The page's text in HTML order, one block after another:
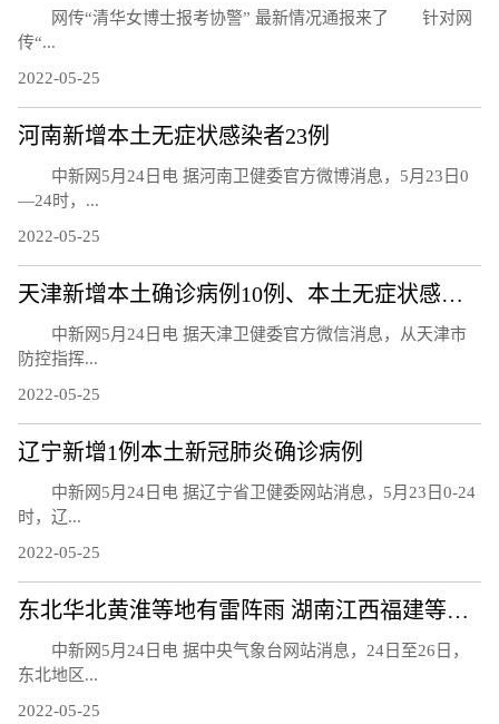
网传“清华女博士报考协警” 最新情况通报来了 针对网
传“...
2022-05-25
河南新增本土无症状感染者23例
中新网5月24日电 据河南卫健委官方微博消息，5月23日0
—24时，...
2022-05-25
天津新增本土确诊病例10例、本土无症状感染者8例
中新网5月24日电 据天津卫健委官方微信消息，从天津市
防控指挥...
2022-05-25
辽宁新增1例本土新冠肺炎确诊病例
中新网5月24日电 据辽宁省卫健委网站消息，5月23日0-24
时，辽...
2022-05-25
东北华北黄淮等地有雷阵雨 湖南江西福建等地降水减弱
中新网5月24日电 据中央气象台网站消息，24日至26日，
东北地区...
2022-05-25